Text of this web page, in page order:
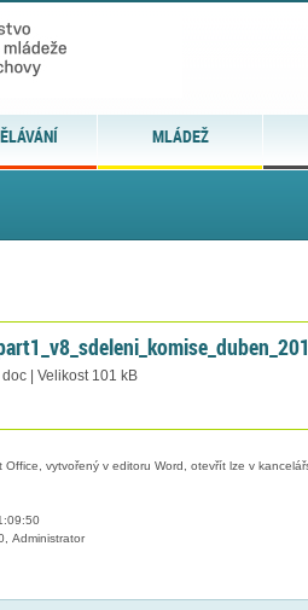
MLÁDEŽ
| Velikost 101 kB
vytvořený v editoru Word, otevřít lze v
Administrator